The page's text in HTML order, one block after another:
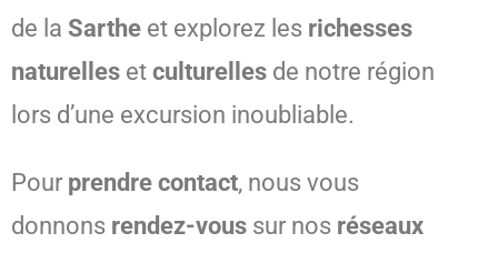
de la Sarthe et explorez les richesses
naturelles et culturelles de notre région
lors d’une excursion inoubliable.
Pour prendre contact, nous vous
donnons rendez-vous sur nos réseaux